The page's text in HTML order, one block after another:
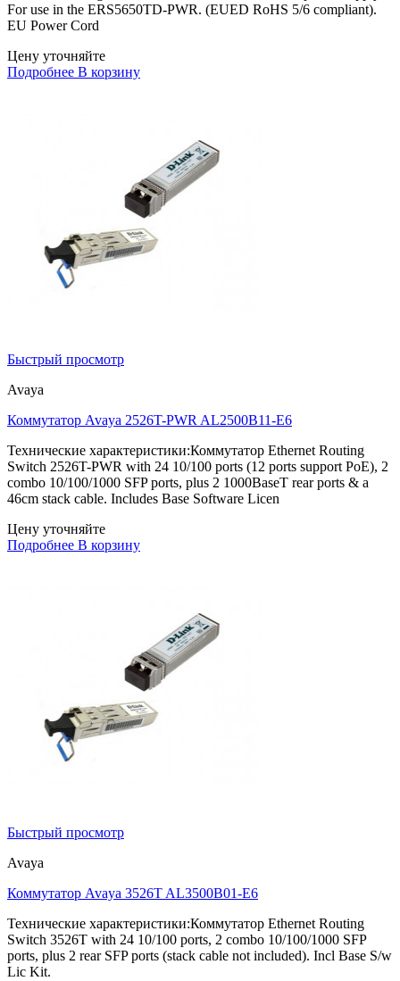
For use in the ERS5650TD-PWR. (EUED RoHS 5/6 compliant).
EU Power Cord
Цену уточняйте
Подробнее В корзину
Быстрый просмотр
Avaya
Коммутатор Avaya 2526T-PWR AL2500B11-E6
Технические характеристики:Коммутатор Ethernet Routing
Switch 2526T-PWR with 24 10/100 ports (12 ports support PoE), 2
combo 10/100/1000 SFP ports, plus 2 1000BaseT rear ports & a
46cm stack cable. Includes Base Software Licen
Цену уточняйте
Подробнее В корзину
Быстрый просмотр
Avaya
Коммутатор Avaya 3526T AL3500B01-E6
Технические характеристики:Коммутатор Ethernet Routing
Switch 3526T with 24 10/100 ports, 2 combo 10/100/1000 SFP
ports, plus 2 rear SFP ports (stack cable not included). Incl Base S/w
Lic Kit.